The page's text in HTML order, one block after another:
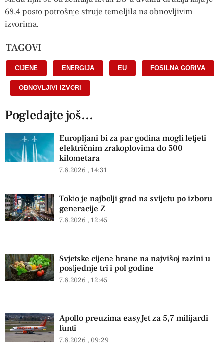
68,4 posto potrošnje struje temeljila na obnovljivim
izvorima.
TAGOVI
CIJENE ENERGIJA EU FOSILNA GORIVA
OBNOVLJIVI IZVORI
Pogledajte još...
Europljani bi za par godina mogli letjeti
električnim zrakoplovima do 500
kilometara
7.8.2026 14:31
Tokio je najbolji grad na svijetu po izboru
generacije Z
7.8.2026 12:45
Svjetske cijene hrane na najvišoj razini u
posljednje tri i pol godine
7.8.2026 12:45
Apollo preuzima easyJet za 5,7 milijardi
funti
7.8.2026 09:29